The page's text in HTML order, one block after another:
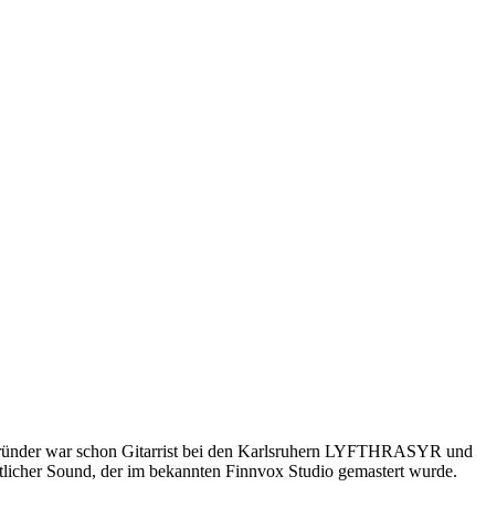
war schon Gitarrist bei den Karlsruhern LYFTHRASYR und
Sound, der im bekannten Finnvox Studio gemastert wurde.